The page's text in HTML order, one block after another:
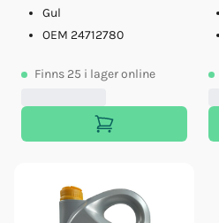
Gul
OEM 24712780
Finns 25 i lager online